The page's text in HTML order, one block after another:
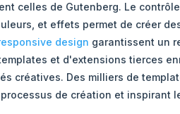
celles de Gutenberg. Le
et effets permet de créer
design garantissent un
et d'extensions tierces
créatives. Des milliers de
de création et inspirant